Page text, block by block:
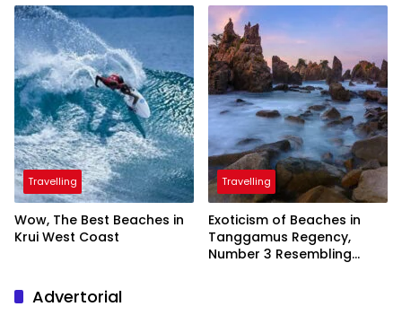
President
Travelling
Wow, The Best Beaches in
Krui West Coast
Travelling
Exoticism of Beaches in
Tanggamus Regency,
Number 3 Resembling
Advertorial